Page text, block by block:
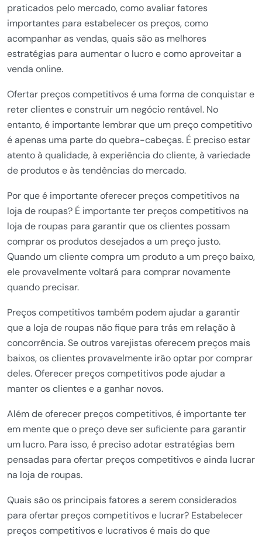
praticados pelo mercado, como avaliar fatores
importantes para estabelecer os preços, como
acompanhar as vendas, quais são as melhores
estratégias para aumentar o lucro e como aproveitar a
venda online.
Ofertar preços competitivos é uma forma de conquistar e
reter clientes e construir um negócio rentável. No
entanto, é importante lembrar que um preço competitivo
é apenas uma parte do quebra-cabeças. É preciso estar
atento à qualidade, à experiência do cliente, à variedade
de produtos e às tendências do mercado.
Por que é importante oferecer preços competitivos na
loja de roupas? É importante ter preços competitivos na
loja de roupas para garantir que os clientes possam
comprar os produtos desejados a um preço justo.
Quando um cliente compra um produto a um preço baixo,
ele provavelmente voltará para comprar novamente
quando precisar.
Preços competitivos também podem ajudar a garantir
que a loja de roupas não fique para trás em relação à
concorrência. Se outros varejistas oferecem preços mais
baixos, os clientes provavelmente irão optar por comprar
deles. Oferecer preços competitivos pode ajudar a
manter os clientes e a ganhar novos.
Além de oferecer preços competitivos, é importante ter
em mente que o preço deve ser suficiente para garantir
um lucro. Para isso, é preciso adotar estratégias bem
pensadas para ofertar preços competitivos e ainda lucrar
na loja de roupas.
Quais são os principais fatores a serem considerados
para ofertar preços competitivos e lucrar? Estabelecer
preços competitivos e lucrativos é mais do que